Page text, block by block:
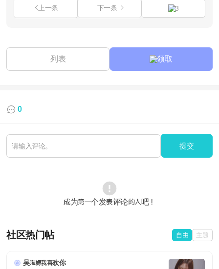
上一条 下一条 3
列表 领取
0
提交
成为第一个发表评论的人吧！
社区热门帖 自由 主题
吴海嫄我喜欢你